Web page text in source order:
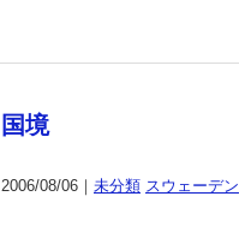
国境
2006/08/06｜ 未分類 スウェーデン